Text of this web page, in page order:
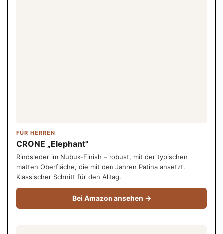
FÜR HERREN
CRONE „Elephant"
Rindsleder im Nubuk-Finish – robust, mit der typischen
matten Oberfläche, die mit den Jahren Patina ansetzt.
Klassischer Schnitt für den Alltag.
Bei Amazon ansehen →